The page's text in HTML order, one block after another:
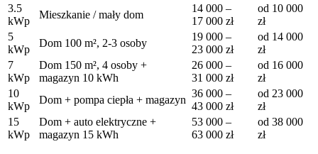
3.5
kWp
Mieszkanie / mały dom
14 000 –
17 000 zł
od 10 000
zł
5
kWp
Dom 100 m², 2-3 osoby
19 000 –
23 000 zł
od 14 000
zł
7
kWp
Dom 150 m², 4 osoby +
magazyn 10 kWh
26 000 –
31 000 zł
od 16 000
zł
10
kWp
Dom + pompa ciepła + magazyn
36 000 –
43 000 zł
od 23 000
zł
15
kWp
Dom + auto elektryczne +
magazyn 15 kWh
53 000 –
63 000 zł
od 38 000
zł